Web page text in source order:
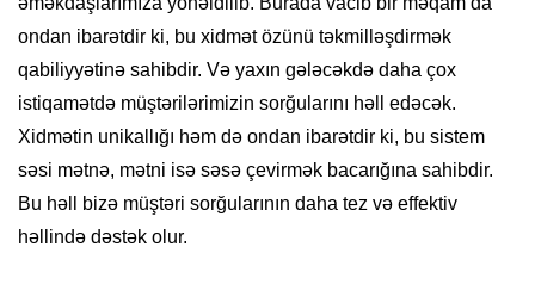
ondan ibarətdir ki, bu xidmət özünü təkmilləşdirmək
qabiliyyətinə sahibdir. Və yaxın gələcəkdə daha çox
istiqamətdə müştərilərimizin sorğularını həll edəcək.
Xidmətin unikallığı həm də ondan ibarətdir ki, bu sistem
səsi mətnə, mətni isə səsə çevirmək bacarığına sahibdir.
Bu həll bizə müştəri sorğularının daha tez və effektiv
həllində dəstək olur.